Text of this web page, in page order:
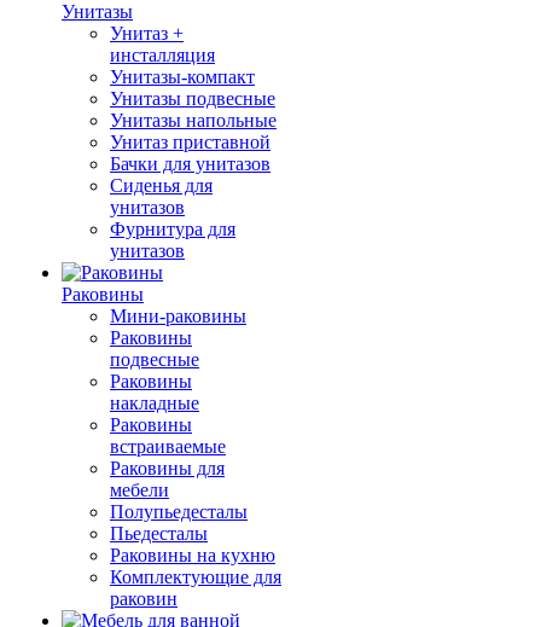
Унитазы
Унитаз +
инсталляция
Унитазы-компакт
Унитазы подвесные
Унитазы напольные
Унитаз приставной
Бачки для унитазов
Сиденья для
унитазов
Фурнитура для
унитазов
Раковины
Мини-раковины
Раковины
подвесные
Раковины
накладные
Раковины
встраиваемые
Раковины для
мебели
Полупьедесталы
Пьедесталы
Раковины на кухню
Комплектующие для
раковин